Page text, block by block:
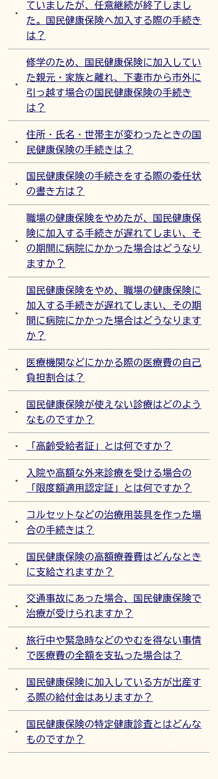
ていましたが、任意継続が終了しまし
た。国民健康保険へ加入する際の手続き
は？
修学のため、国民健康保険に加入してい
た親元・家族と離れ、下妻市から市外に
引っ越す場合の国民健康保険の手続き
は？
住所・氏名・世帯主が変わったときの国
民健康保険の手続きは？
国民健康保険の手続きをする際の委任状
の書き方は？
職場の健康保険をやめたが、国民健康保
険に加入する手続きが遅れてしまい、そ
の期間に病院にかかった場合はどうなり
ますか？
国民健康保険をやめ、職場の健康保険に
加入する手続きが遅れてしまい、その期
間に病院にかかった場合はどうなります
か？
医療機関などにかかる際の医療費の自己
負担割合は？
国民健康保険が使えない診療はどのよう
なものですか？
「高齢受給者証」とは何ですか？
入院や高額な外来診療を受ける場合の
「限度額適用認定証」とは何ですか？
コルセットなどの治療用装具を作った場
合の手続きは？
国民健康保険の高額療養費はどんなとき
に支給されますか？
交通事故にあった場合、国民健康保険で
治療が受けられますか？
旅行中や緊急時などのやむを得ない事情
で医療費の全額を支払った場合は？
国民健康保険に加入している方が出産す
る際の給付金はありますか？
国民健康保険の特定健康診査とはどんな
ものですか？